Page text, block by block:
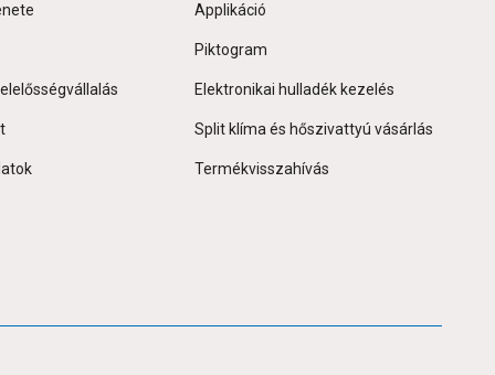
Applikáció
Piktogram
Elektronikai hulladék kezelés
Split klíma és hőszivattyú vásárlás
Termékvisszahívás